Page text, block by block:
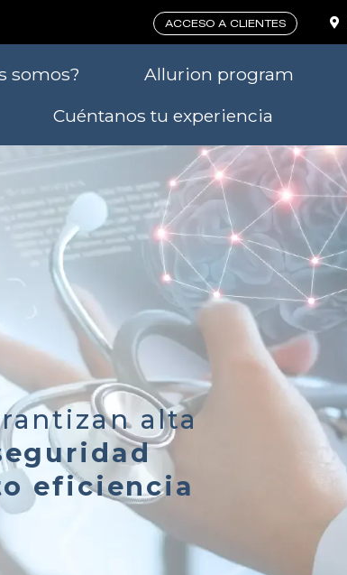
ACCESO A CLIENTES
somos? Allurion program
Cuéntanos tu experiencia
alta
eficiencia